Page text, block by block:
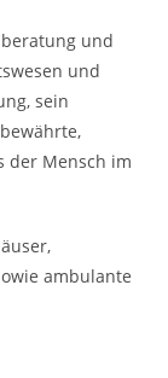
und
und
sein
der Mensch im
ambulante